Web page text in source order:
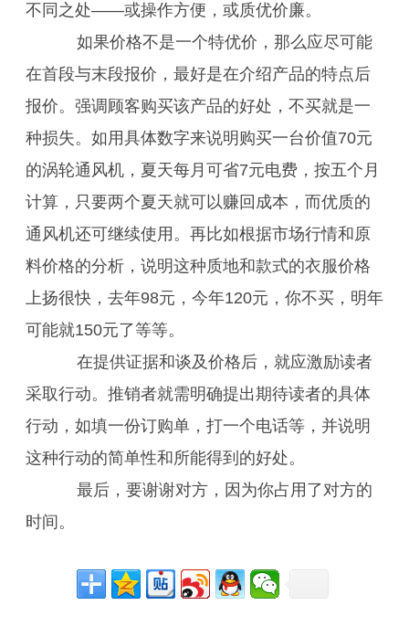
不同之处——或操作方便，或质优价廉。
如果价格不是一个特优价，那么应尽可能
在首段与末段报价，最好是在介绍产品的特点后
报价。强调顾客购买该产品的好处，不买就是一
种损失。如用具体数字来说明购买一台价值70元
的涡轮通风机，夏天每月可省7元电费，按五个月
计算，只要两个夏天就可以赚回成本，而优质的
通风机还可继续使用。再比如根据市场行情和原
料价格的分析，说明这种质地和款式的衣服价格
上扬很快，去年98元，今年120元，你不买，明年
可能就150元了等等。
在提供证据和谈及价格后，就应激励读者
采取行动。推销者就需明确提出期待读者的具体
行动，如填一份订购单，打一个电话等，并说明
这种行动的简单性和所能得到的好处。
最后，要谢谢对方，因为你占用了对方的
时间。